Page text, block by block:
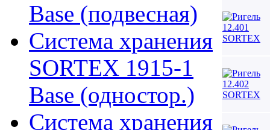
Base (подвесная)
Система хранения
SORTEX 1915-1
Base (одностор.)
Система хранения